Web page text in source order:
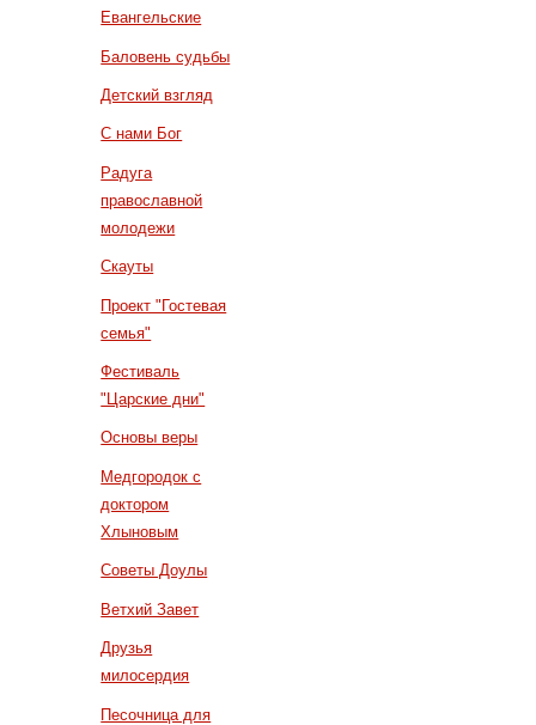
Евангельские
Баловень судьбы
Детский взгляд
С нами Бог
Радуга
православной
молодежи
Скауты
Проект "Гостевая
семья"
Фестиваль
"Царские дни"
Основы веры
Медгородок с
доктором
Хлыновым
Советы Доулы
Ветхий Завет
Друзья
милосердия
Песочница для